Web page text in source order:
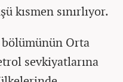
kısmen sınırlıyor.
Orta
sevkiyatlarına